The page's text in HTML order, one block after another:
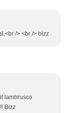
/> <br /> bizz
lambrusco
Bizz